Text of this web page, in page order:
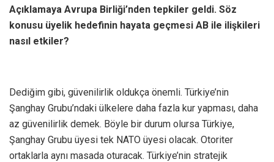
Açıklamaya Avrupa Birliği’nden tepkiler geldi. Söz
konusu üyelik hedefinin hayata geçmesi AB ile ilişkileri
nasıl etkiler?
Dediğim gibi, güvenilirlik oldukça önemli. Türkiye’nin
Şanghay Grubu’ndaki ülkelere daha fazla kur yapması, daha
az güvenilirlik demek. Böyle bir durum olursa Türkiye,
Şanghay Grubu üyesi tek NATO üyesi olacak. Otoriter
ortaklarla aynı masada oturacak. Türkiye’nin stratejik